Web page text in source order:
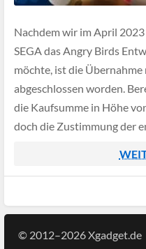
Nachdem wir im April
SEGA das Angry Birds
möchte, ist die
abgeschlossen worden.
die Kaufsumme in Höhe
doch die Zustimmung der
© 2012–2026 Xgadget.de